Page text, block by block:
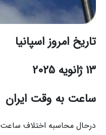
تاریخ امروز اسپانیا
13 ژانویه 2025
ساعت به وقت ایران
درحال محاسبه اختلاف ساعت